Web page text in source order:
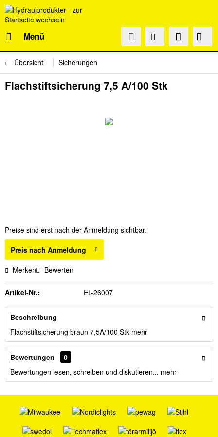
Menü
Übersicht Sicherungen
Flachstiftsicherung 7,5 A/100 Stk
Preise sind erst nach der Anmeldung sichtbar.
Preis nach Anmeldung
Merken Bewerten
Artikel-Nr.: EL-26007
Beschreibung
Flachstiftsicherung braun 7,5A/100 Stk mehr
Bewertungen
0
Bewertungen lesen, schreiben und diskutieren... mehr